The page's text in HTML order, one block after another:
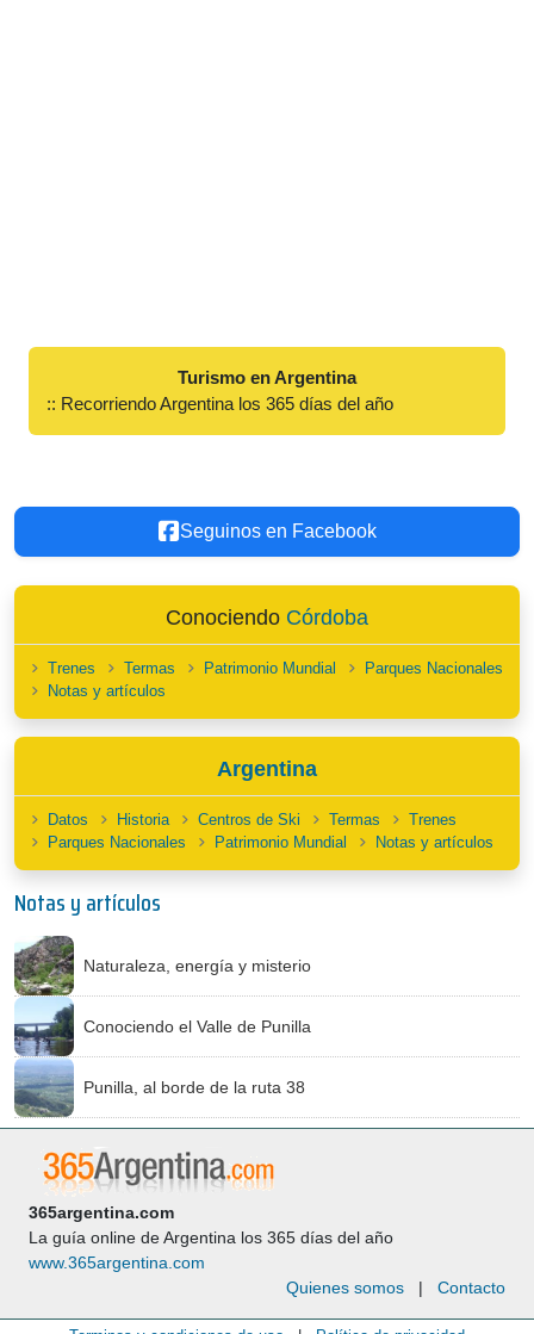
Turismo en Argentina
:: Recorriendo Argentina los 365 días del año
Seguinos en Facebook
Conociendo Córdoba
Trenes Termas Patrimonio Mundial
Parques Nacionales
Notas y artículos
Argentina
Datos Historia Centros de Ski Termas
Trenes
Parques Nacionales
Patrimonio Mundial Notas y artículos
Notas y artículos
Naturaleza, energía y misterio
Conociendo el Valle de Punilla
Punilla, al borde de la ruta 38
365argentina.com
La guía online de Argentina los 365 días del año
www.365argentina.com
Quienes somos | Contacto